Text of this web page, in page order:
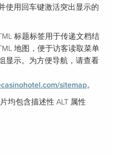
使用回车键激活突出显示的
标题标签用于传递文档结
地图，便于访客读取菜单
显示。为方便导航，请查看
sitemap。
均包含描述性 ALT 属性